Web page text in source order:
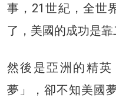
事，21世紀，全世
了，美國的成功是靠
然後是亞洲的精
夢」，卻不知美國